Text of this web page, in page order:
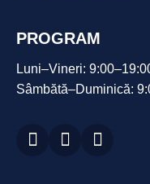
PROGRAM
Luni–Vineri:
Sâmbătă–Duminică: